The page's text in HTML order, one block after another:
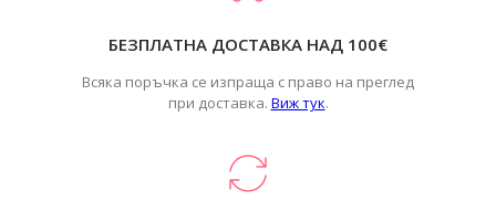
БЕЗПЛАТНА ДОСТАВКА НАД 100€
Всяка поръчка се изпраща с право на преглед
при доставка. Виж тук.